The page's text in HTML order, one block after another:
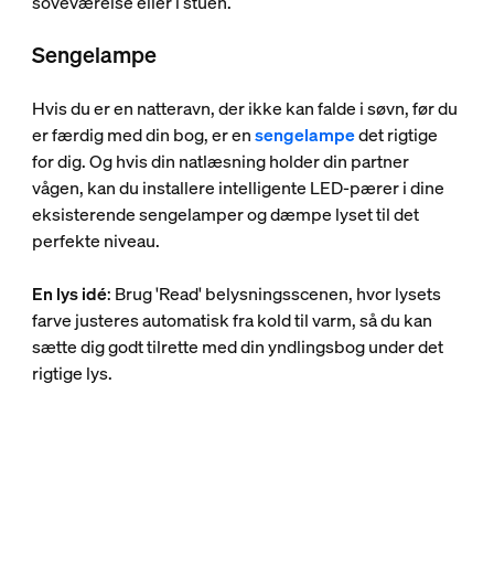
Sengelampe
Hvis du er en natteravn, der ikke kan falde i søvn, før du
er færdig med din bog, er ensengelampedet rigtige
for dig. Og hvis din natlæsning holder din partner
vågen, kan du installere intelligente LED-pærer i dine
eksisterende sengelamper og dæmpe lyset til det
perfekte niveau.
En lys idé: Brug 'Read' belysningsscenen, hvor lysets
farve justeres automatisk fra kold til varm, så du kan
sætte dig godt tilrette med din yndlingsbog under det
rigtige lys.